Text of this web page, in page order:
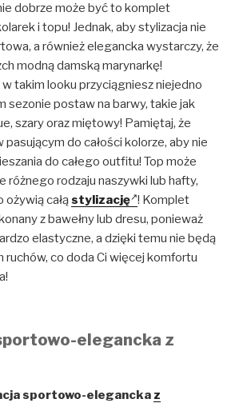
dobrze może być to komplet
i topu! Jednak, aby stylizacja nie
a również elegancka wystarczy, że
modną damską marynarkę!
w takim looku przyciągniesz niejedno
sezonie postaw na barwy, takie jak
szary oraz miętowy! Pamiętaj, że
pasującym do całości kolorze, aby nie
do całego outfitu! Top może
różnego rodzaju naszywki lub hafty,
całąstylizację ! Komplet
z bawełny lub dresu, ponieważ
elastyczne, a dzięki temu nie będą
ruchów, co doda Ci więcej komfortu
elegancka z
sportowo-elegancka z